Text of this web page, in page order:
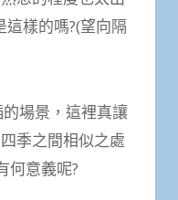
這樣的嗎?(望向隔
場景，這裡真讓
季之間相似之處
何意義呢?